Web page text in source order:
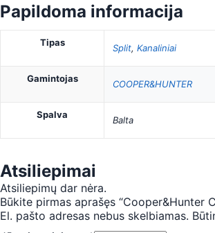
Papildoma informacija
Tipas Split, Kanaliniai
Gamintojas COOPER&HUNTER
Spalva Balta
Atsiliepimai
Atsiliepimų dar nėra.
Būkite pirmas aprašęs “Cooper&Hunter
El. pašto adresas nebus skelbiamas.